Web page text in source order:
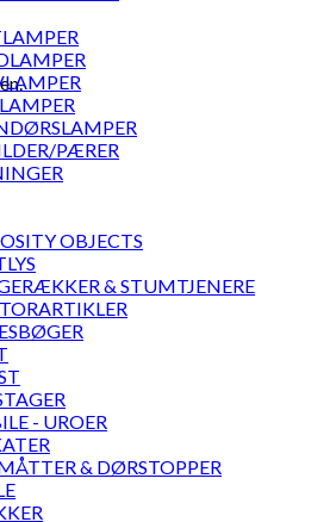
PÆRER
OBJECTS
& STUMTJENERE
- UROER
& DØRSTOPPER